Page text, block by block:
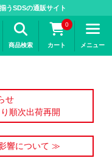
うSDSの通販サイト
商品検索
0
カート メニュー
せ
順次出荷再開
響について ≫